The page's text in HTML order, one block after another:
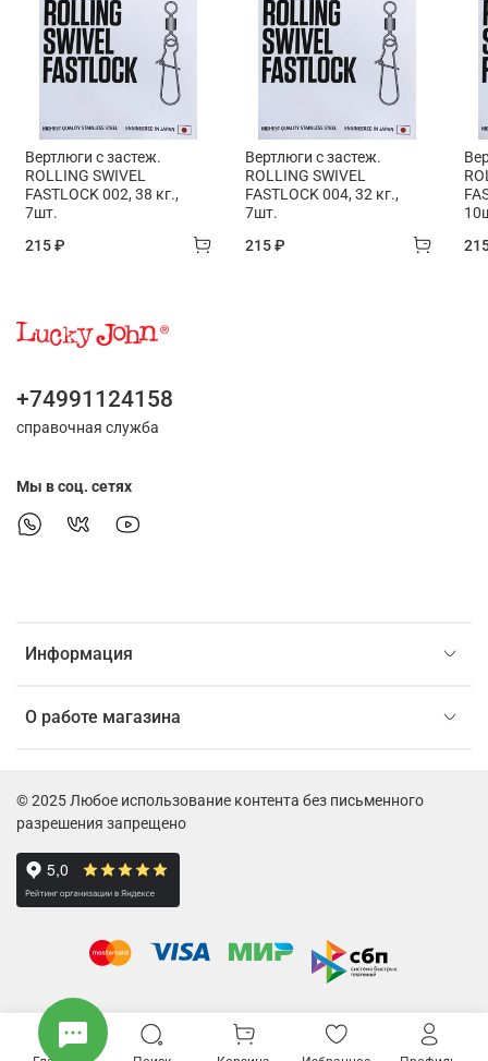
Вертлюги c застеж.
ROLLING SWIVEL
FASTLOCK 002, 38 кг.,
7шт.
215 ₽
Вертлюги c застеж.
ROLLING SWIVEL
FASTLOCK 004, 32 кг.,
7шт.
215 ₽
Информация
О работе магазина
+74991124158
справочная служба
Мы в соц. сетях
© 2025 Любое использование контента без письменного
разрешения запрещено